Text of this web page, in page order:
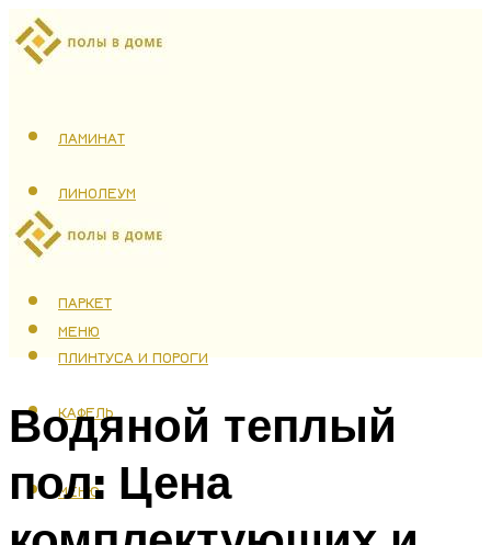
ЛАМИНАТ
ЛИНОЛЕУМ
ТЕПЛЫЙ ПОЛ
ПАРКЕТ
ПЛИНТУСА И ПОРОГИ
КАФЕЛЬ
МЕНЮ
МЕНЮ
Водяной теплый
пол: Цена